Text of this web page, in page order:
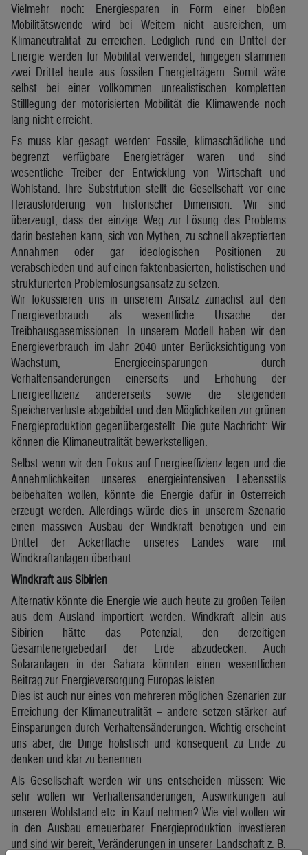
Vielmehr noch: Energiesparen in Form einer bloßen
Mobilitätswende wird bei Weitem nicht ausreichen, um
Klimaneutralität zu erreichen. Lediglich rund ein Drittel der
Energie werden für Mobilität verwendet, hingegen stammen
zwei Drittel heute aus fossilen Energieträgern. Somit wäre
selbst bei einer vollkommen unrealistischen kompletten
Stilllegung der motorisierten Mobilität die Klimawende noch
lang nicht erreicht.
Es muss klar gesagt werden: Fossile, klimaschädliche und
begrenzt verfügbare Energieträger waren und sind
wesentliche Treiber der Entwicklung von Wirtschaft und
Wohlstand. Ihre Substitution stellt die Gesellschaft vor eine
Herausforderung von historischer Dimension. Wir sind
überzeugt, dass der einzige Weg zur Lösung des Problems
darin bestehen kann, sich von Mythen, zu schnell akzeptierten
Annahmen oder gar ideologischen Positionen zu
verabschieden und auf einen faktenbasierten, holistischen und
strukturierten Problemlösungsansatz zu setzen.
Wir fokussieren uns in unserem Ansatz zunächst auf den
Energieverbrauch als wesentliche Ursache der
Treibhausgasemissionen. In unserem Modell haben wir den
Energieverbrauch im Jahr 2040 unter Berücksichtigung von
Wachstum, Energieeinsparungen durch
Verhaltensänderungen einerseits und Erhöhung der
Energieeffizienz andererseits sowie die steigenden
Speicherverluste abgebildet und den Möglichkeiten zur grünen
Energieproduktion gegenübergestellt. Die gute Nachricht: Wir
können die Klimaneutralität bewerkstelligen.
Selbst wenn wir den Fokus auf Energieeffizienz legen und die
Annehmlichkeiten unseres energieintensiven Lebensstils
beibehalten wollen, könnte die Energie dafür in Österreich
erzeugt werden. Allerdings würde dies in unserem Szenario
einen massiven Ausbau der Windkraft benötigen und ein
Drittel der Ackerfläche unseres Landes wäre mit
Windkraftanlagen überbaut.
Windkraft aus Sibirien
Alternativ könnte die Energie wie auch heute zu großen Teilen
aus dem Ausland importiert werden. Windkraft allein aus
Sibirien hätte das Potenzial, den derzeitigen
Gesamtenergiebedarf der Erde abzudecken. Auch
Solaranlagen in der Sahara könnten einen wesentlichen
Beitrag zur Energieversorgung Europas leisten.
Dies ist auch nur eines von mehreren möglichen Szenarien zur
Erreichung der Klimaneutralität – andere setzen stärker auf
Einsparungen durch Verhaltensänderungen. Wichtig erscheint
uns aber, die Dinge holistisch und konsequent zu Ende zu
denken und klar zu benennen.
Als Gesellschaft werden wir uns entscheiden müssen: Wie
sehr wollen wir Verhaltensänderungen, Auswirkungen auf
unseren Wohlstand etc. in Kauf nehmen? Wie viel wollen wir
in den Ausbau erneuerbarer Energieproduktion investieren
und sind wir bereit, Veränderungen in unserer Landschaft z. B.